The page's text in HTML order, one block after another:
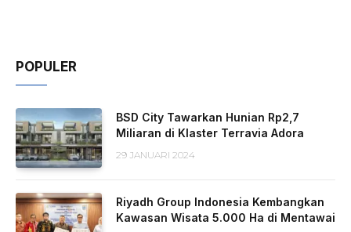
POPULER
BSD City Tawarkan Hunian Rp2,7
Miliaran di Klaster Terravia Adora
29 JANUARI 2024
Riyadh Group Indonesia Kembangkan
Kawasan Wisata 5.000 Ha di Mentawai